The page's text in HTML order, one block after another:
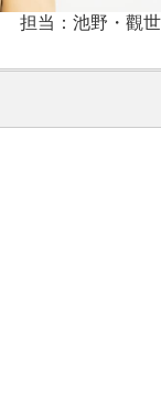
担当：池野・觀世